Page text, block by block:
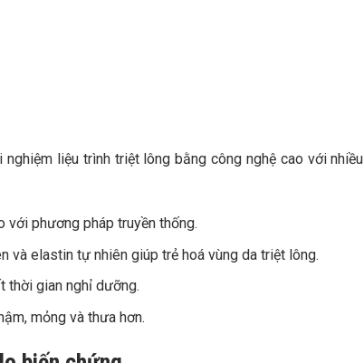
liệu trình triệt lông bằng công nghệ cao với
với phương pháp truyền thống.
và elastin tự nhiên giúp trẻ hoá vùng da triệt lông.
thời gian nghỉ dưỡng.
mỏng và thưa hơn.